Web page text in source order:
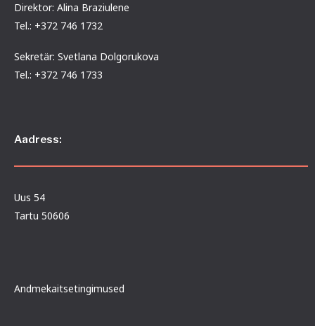
Direktor: Alina Braziulene
Tel.: +372 746 1732
Sekretär: Svetlana Dolgorukova
Tel.: +372 746 1733
Aadress:
Uus 54
Tartu 50606
Andmekaitsetingimused